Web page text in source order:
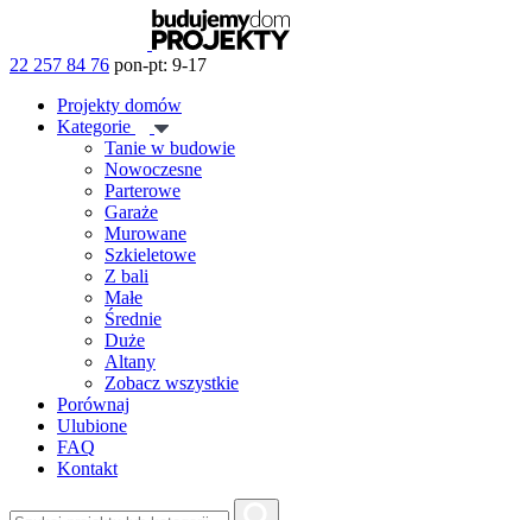
22 257 84 76 pon-pt: 9-17
Projekty domów
Kategorie
Tanie w budowie
Nowoczesne
Parterowe
Garaże
Murowane
Szkieletowe
Z bali
Małe
Średnie
Duże
Altany
Zobacz wszystkie
Porównaj
Ulubione
FAQ
Kontakt